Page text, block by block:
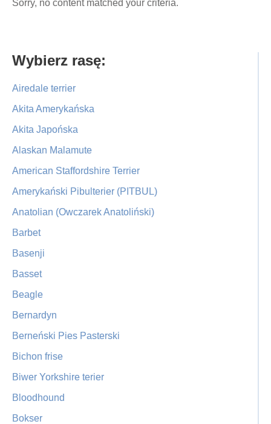
Sorry, no content matched your criteria.
Primary
Sidebar
Wybierz rasę:
Airedale terrier
Akita Amerykańska
Akita Japońska
Alaskan Malamute
American Staffordshire Terrier
Amerykański Pibulterier (PITBUL)
Anatolian (Owczarek Anatoliński)
Barbet
Basenji
Basset
Beagle
Bernardyn
Berneński Pies Pasterski
Bichon frise
Biwer Yorkshire terier
Bloodhound
Bokser